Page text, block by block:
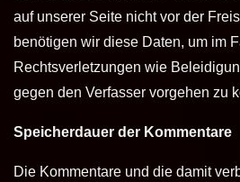
auf unserer Seite nicht vor der
benötigen wir diese Daten, um im
Rechtsverletzungen wie
gegen den Verfasser vorgehen zu
Speicherdauer der Kommentare
Die Kommentare und die damit